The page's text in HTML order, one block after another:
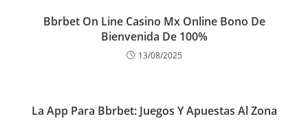
Bbrbet On Line Casino Mx Online Bono De
Bienvenida De 100%
13/08/2025
La App Para Bbrbet: Juegos Y Apuestas Al Zona